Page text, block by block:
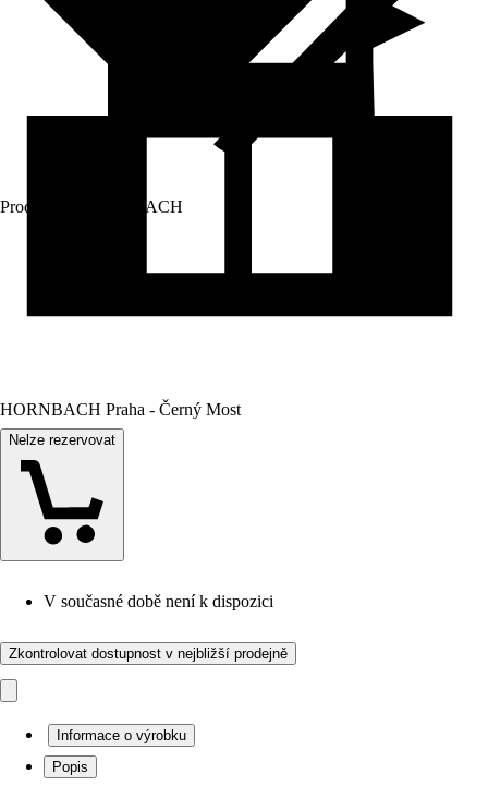
Prodej přes: HORNBACH
HORNBACH Praha - Černý Most
Nelze rezervovat
V současné době není k dispozici
Zkontrolovat dostupnost v nejbližší prodejně
Informace o výrobku
Popis